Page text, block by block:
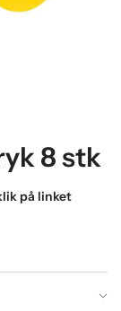
8 stk
på linket